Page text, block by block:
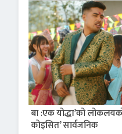
बा :एक योद्धा’को
कोइसित’ सार्वजनिक